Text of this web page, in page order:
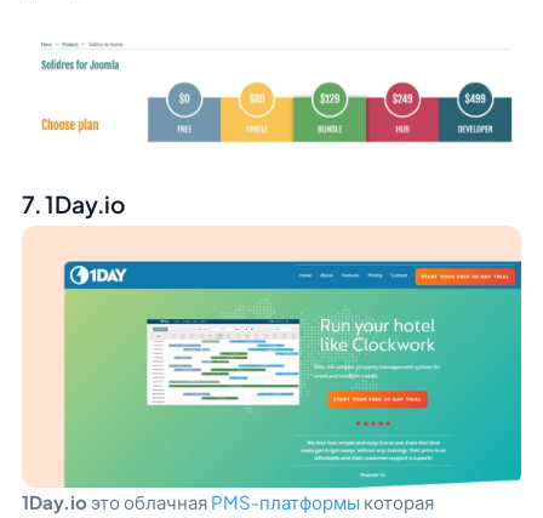
7. 1Day.io
1Day.io это облачная PMS-платформы которая